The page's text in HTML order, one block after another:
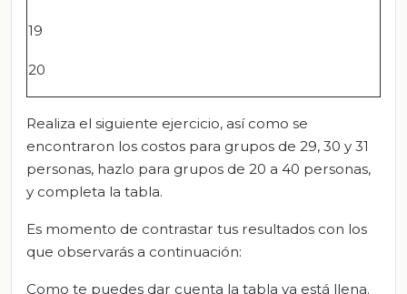
19
20
Realiza el siguiente ejercicio, así como se
encontraron los costos para grupos de 29, 30 y 31
personas, hazlo para grupos de 20 a 40 personas,
y completa la tabla.
Es momento de contrastar tus resultados con los
que observarás a continuación:
Como te puedes dar cuenta la tabla ya está llena.